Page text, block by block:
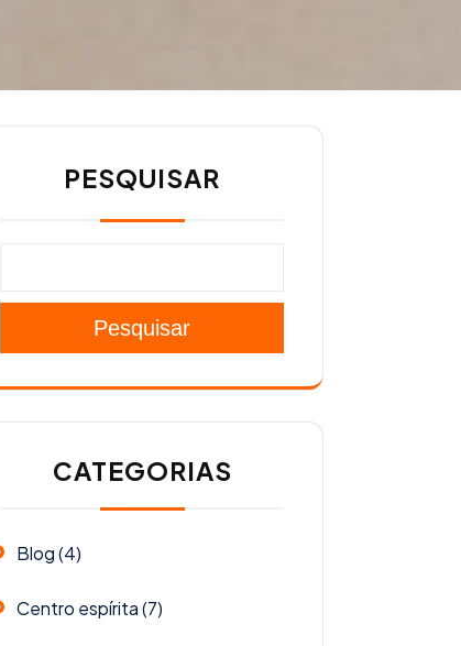
PESQUISAR
Pesquisar
CATEGORIAS
Blog(4)
Centro espírita(7)